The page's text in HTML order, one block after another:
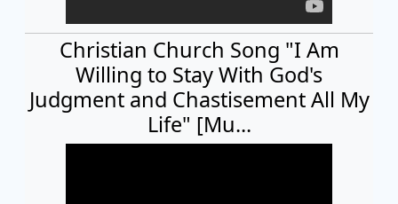
Christian Church Song "I Am
Willing to Stay With God's
Judgment and Chastisement All My
Life" [Mu...